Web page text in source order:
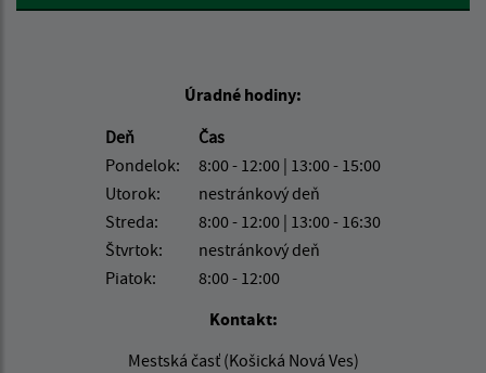
Úradné hodiny:
Deň
Čas
Pondelok:
8:00 - 12:00 | 13:00 - 15:00
Utorok:
nestránkový deň
Streda:
8:00 - 12:00 | 13:00 - 16:30
Štvrtok:
nestránkový deň
Piatok:
8:00 - 12:00
Kontakt:
Mestská časť (Košická Nová Ves)